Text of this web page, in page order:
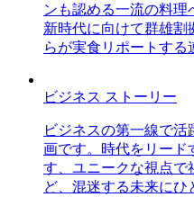
ンも認める一流の料理
新時代に向けて群雄割
らが実食リポートする
ビジネス ストーリー
ビジネスの第一線で
画です。時代をリード
す、ユニークな視点で
ど、混迷する未来に